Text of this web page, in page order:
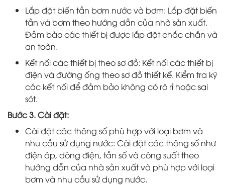
Lắp đặt biến tần bơm nước và bơm: Lắp đặt biến
tần và bơm theo hướng dẫn của nhà sản xuất.
Đảm bảo các thiết bị được lắp đặt chắc chắn và
an toàn.
Kết nối các thiết bị theo sơ đồ: Kết nối các thiết bị
điện và đường ống theo sơ đồ thiết kế. Kiểm tra kỹ
các kết nối để đảm bảo không có rò rỉ hoặc sai
sót.
Bước 3. Cài đặt:
Cài đặt các thông số phù hợp với loại bơm và
nhu cầu sử dụng nước: Cài đặt các thông số như
điện áp, dòng điện, tần số và công suất theo
hướng dẫn của nhà sản xuất và phù hợp với loại
bơm và nhu cầu sử dụng nước.